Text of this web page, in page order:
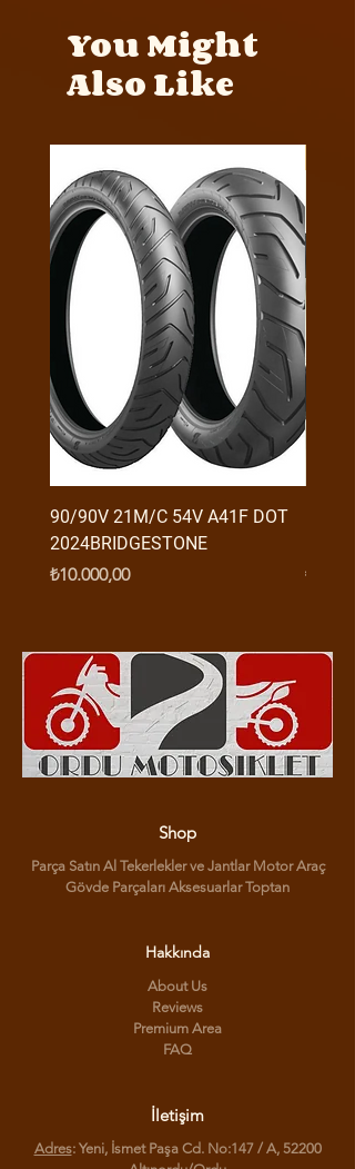
You Might
Also Like
90/90V 21M/C 54V A41F DOT
2024BRIDGESTONE
Fiyat
₺10.000,00
Fiyat
₺950,00
Shop
Parça Satın Al Tekerlekler ve Jantlar Motor Araç
Gövde Parçaları Aksesuarlar Toptan
Hakkında
About Us
Reviews
Premium Area
FAQ
İletişim
Adres: Yeni, İsmet Paşa Cd. No:147 / A, 52200